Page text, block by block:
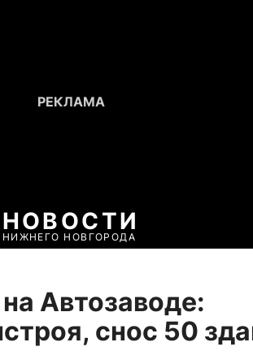
НОВОСТИ
НИЖНЕГО НОВГОРОДА
Автозаводе:
снос 50